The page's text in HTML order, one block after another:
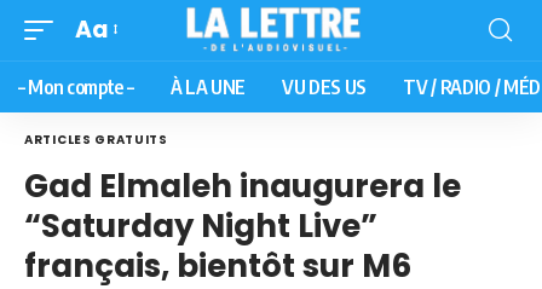
Aa
– Mon compte – À LA UNE VU DES US TV / RADIO /
ARTICLES GRATUITS
Gad Elmaleh inaugurera le
“Saturday Night Live”
français, bientôt sur M6